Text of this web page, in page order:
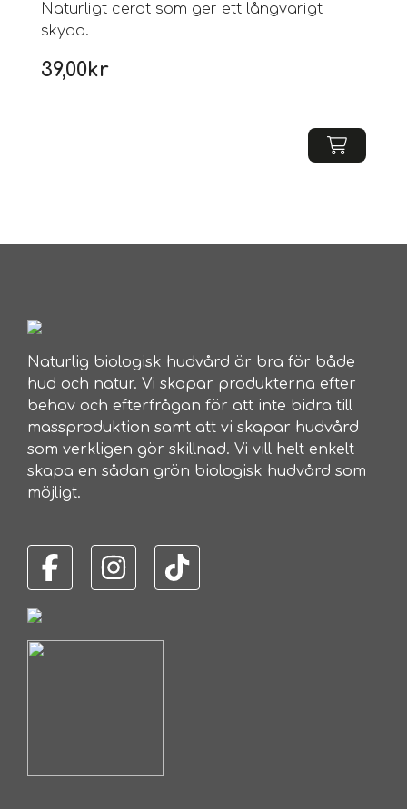
Naturligt cerat som ger ett långvarigt
skydd.
39,00kr
Naturlig biologisk hudvård är bra för både
hud och natur. Vi skapar produkterna efter
behov och efterfrågan för att inte bidra till
massproduktion samt att vi skapar hudvård
som verkligen gör skillnad. Vi vill helt enkelt
skapa en sådan grön biologisk hudvård som
möjligt.